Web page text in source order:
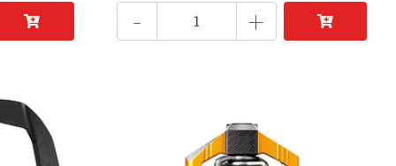
- +